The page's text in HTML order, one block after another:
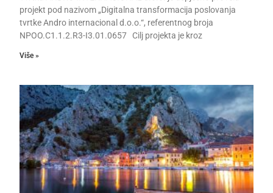
projekt pod nazivom „Digitalna transformacija poslovanja
tvrtke Andro internacional d.o.o.“, referentnog broja
NPOO.C1.1.2.R3-I3.01.0657 Cilj projekta je kroz
Više »